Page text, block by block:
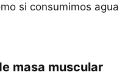
si consumimos agua
masa muscular